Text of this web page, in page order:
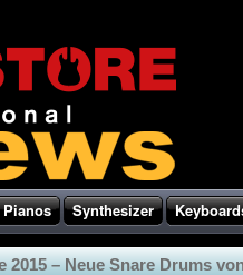
Pianos Synthesizer
2015 – Neue Snare Drums